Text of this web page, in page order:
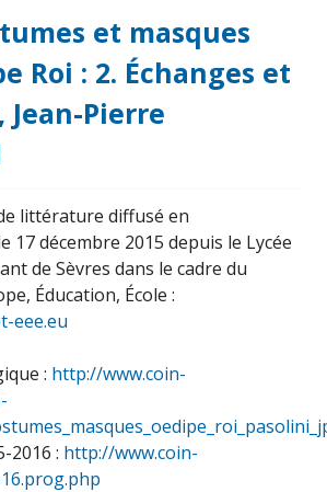
et masques
Roi : 2. Échanges et
Pierre
littérature diffusé en
17 décembre 2015 depuis le Lycée
de Sèvres dans le cadre du
Éducation, École :
eee.eu
: http://www.coin-
2016 : http://www.coin-